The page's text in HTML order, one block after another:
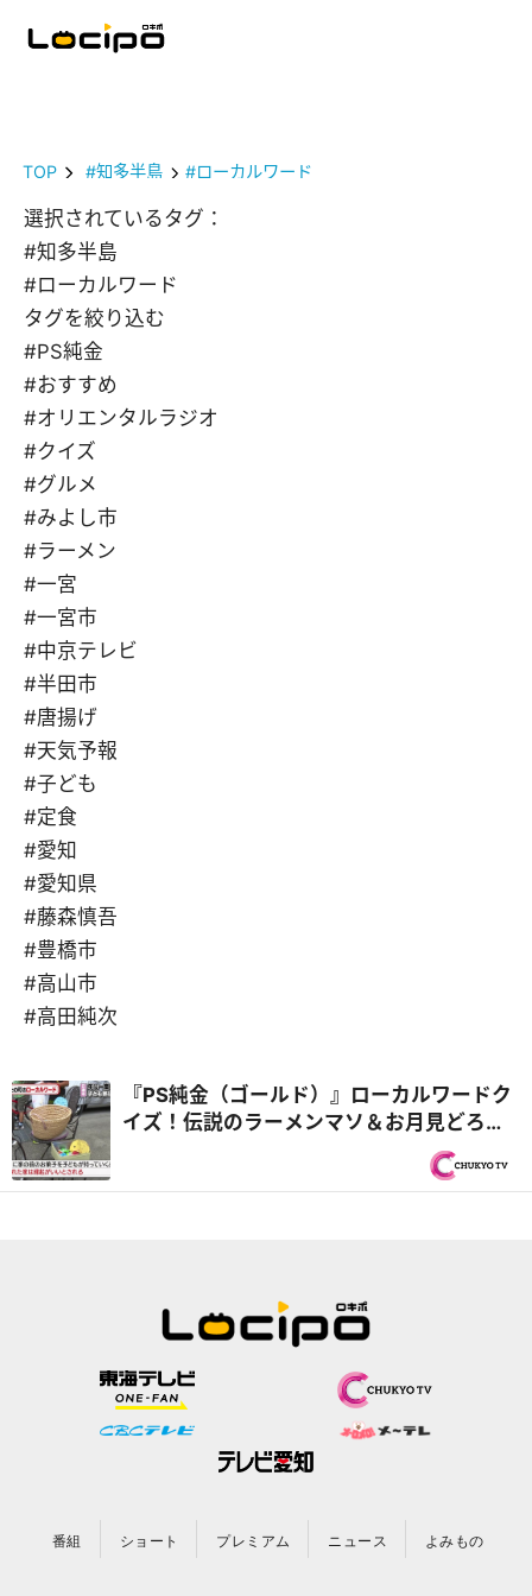
TOP #知多半島 #ローカルワード
選択されているタグ：
#知多半島
#ローカルワード
タグを絞り込む
#PS純金
#おすすめ
#オリエンタルラジオ
#クイズ
#グルメ
#みよし市
#ラーメン
#一宮
#一宮市
#中京テレビ
#半田市
#唐揚げ
#天気予報
#子ども
#定食
#愛知
#愛知県
#藤森慎吾
#豊橋市
#高山市
#高田純次
『PS純金（ゴールド）』ローカルワードク
イズ！伝説のラーメンマソ＆お月見どろぼ
番組 ショート プレミアム ニュース よみもの